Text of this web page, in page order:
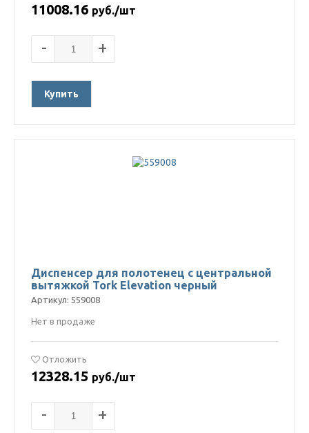
11008.16 руб./шт
- +
Купить
Диспенсер для полотенец с центральной
вытяжкой Tork Elevation черный
Артикул: 559008
Нет в продаже
Отложить
12328.15 руб./шт
- +